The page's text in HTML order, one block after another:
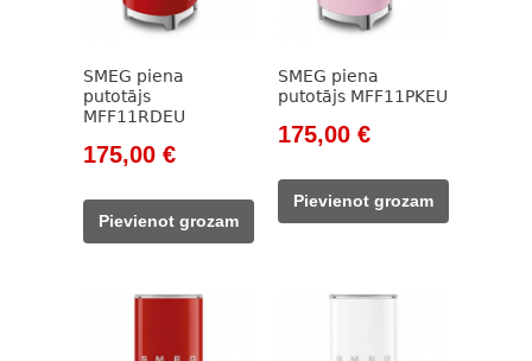
SMEG piena
putotājs
MFF11RDEU
Original
was:
212,00 €.
175,00 €Current
175,00 €.
Pievienot grozam
SMEG piena
putotājs MFF11PKEU
Original
was:
212,00 €.
175,00 €Current
175,00 €.
Pievienot grozam